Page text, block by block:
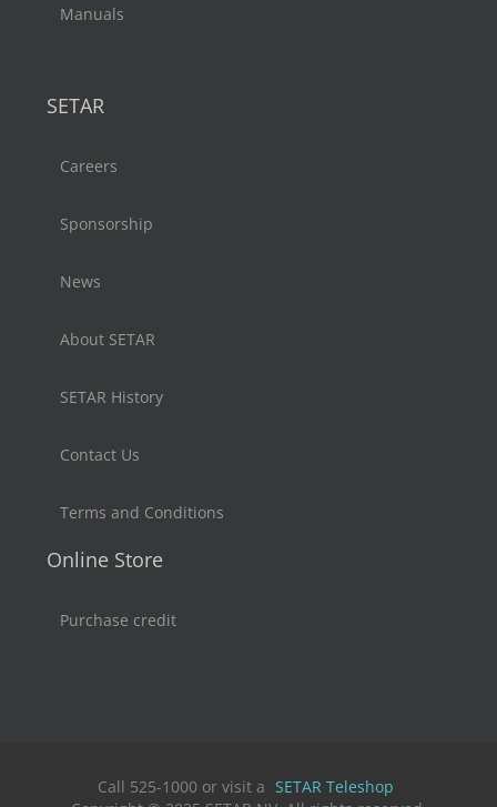
Manuals
SETAR
Careers
Sponsorship
News
About SETAR
SETAR History
Contact Us
Terms and Conditions
Online Store
Purchase credit
Call 525-1000 or visit a SETAR Teleshop